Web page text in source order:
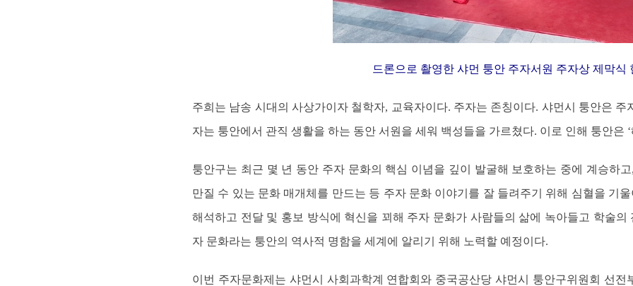
드론으로 촬영한 샤먼 퉁안 주자서원 주자상 제막식
주희는 남송 시대의 사상가이자 철학자, 교육자이다. 주자는 존칭이다. 샤먼시 퉁안은 주
자는 퉁안에서 관직 생활을 하는 동안 서원을 세워 백성들을 가르쳤다. 이로 인해 퉁안은
퉁안구는 최근 몇 년 동안 주자 문화의 핵심 이념을 깊이 발굴해 보호하는 중에 계승하
만질 수 있는 문화 매개체를 만드는 등 주자 문화 이야기를 잘 들려주기 위해 심혈을 기
해석하고 전달 및 홍보 방식에 혁신을 꾀해 주자 문화가 사람들의 삶에 녹아들고 학술
자 문화라는 퉁안의 역사적 명함을 세계에 알리기 위해 노력할 예정이다.
이번 주자문화제는 샤먼시 사회과학계 연합회와 중국공산당 샤먼시 퉁안구위원회 선